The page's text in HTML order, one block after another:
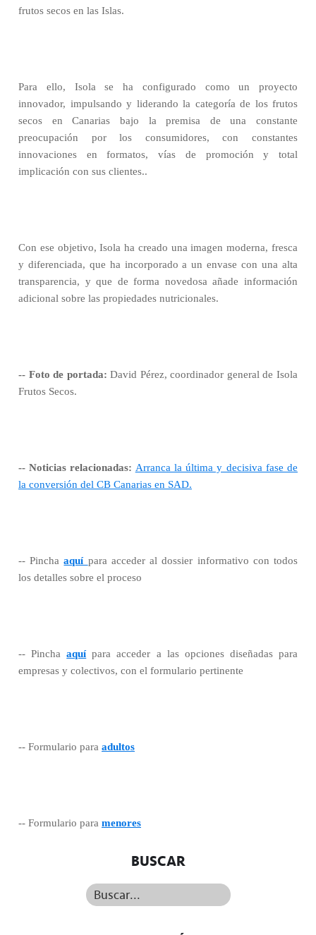
frutos secos en las Islas.
Para ello, Isola se ha configurado como un proyecto
innovador, impulsando y liderando la categoría de los frutos
secos en Canarias bajo la premisa de una constante
preocupación por los consumidores, con constantes
innovaciones en formatos, vías de promoción y total
implicación con sus clientes..
Con ese objetivo, Isola ha creado una imagen moderna, fresca
y diferenciada, que ha incorporado a un envase con una alta
transparencia, y que de forma novedosa añade información
adicional sobre las propiedades nutricionales.
-- Foto de portada:David Pérez, coordinador general de Isola
Frutos Secos.
-- Noticias relacionadas: Arranca la última y decisiva fase de
la conversión del CB Canarias en SAD.
-- Pinchaaquí para acceder al dossier informativo con todos
los detalles sobre el proceso
-- Pinchaaquípara acceder a las opciones diseñadas para
empresas y colectivos, con el formulario pertinente
-- Formulario para adultos
-- Formulario para menores
BUSCAR
Buscar...